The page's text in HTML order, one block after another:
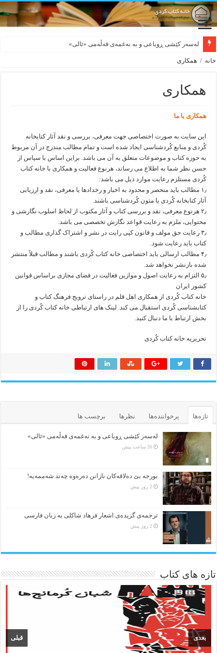
لەسەر کێشی ڕوباعی و به نەغمەی قەڵەمی «ئالی»
خانه / همکاری
همکاری
همکاری با ما
این سایت به صورت اختصاصی جهت معرفی، بررسی و نقد آثار کتابخانه
کُردی و منابع کُردشناسی ایجاد شده است و تمام مطالب مندرج در آن مربوط
به حوزه کتاب و موضوعات متعلق به آن می باشد. براین اساس با سپاس از
حسن نظر شما به اطلاع می رساند، هرنوع فعالیت و همکاری با خانه کتاب
کُردی مستلزم رعایت موارد ذیل می باشد:
۱٫ مطالب باید منحصر و محدود به اخبار و رخدادها یا معرفی، نقد و ارزیابی
آثار کتابخانه کُردی یا متون کُردشناسی باشند.
۲٫ هرنوع معرفی، نقد و بررسی کتاب و آثار مکتوب از لحاظ اسلوب نگارشی و
محتوایی، ملزم به رعایت قواعد نگارش تخصصی می باشد.
۳٫ رعایت حق مولف و قانون کپی رایت در نشر و اشتراک گذاری مطالب و
کتاب باید رعایت شود.
۴٫ مطالب ارسالی باید اختصاصی خانه کتاب کُردی باشند و مطالب قبلاً منتشر
شده بازنشر نخواهد شد.
۵٫ التزام به رعایت اصول و موازین فعالیت در فضای مجازی براساس قوانین
کشور ایران
خانه کتاب کُردی از همکاری اهل قلم در راستای ترویج فرهنگ کتاب و
کتابشناسی کُردی استقبال می کند. لینک های ارتباطی خانه کتاب کُردی را از
بخش ارتباط با ما دنبال کنید.
تحریریه خانه کتاب کُردی
تازه‌ها پرخواننده‌ها نظرها برچسب ها
لەسەر کێشی ڕوباعی و به نەغمەی قەڵەمی «ئالی»
20 ساعت پیش
بورجە بێ دەلاقەکان نازانن دەرەوە چەند شەممەیە!
2 روز پیش
ترجمه‌ی گزیده‌‌ی اشعار فرهاد شاکلی به زبان فارسی
2 روز پیش
تازه های کتاب
قبلی بعدی